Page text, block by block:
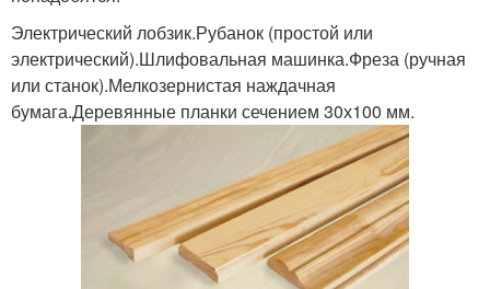
Электрический лобзик.Рубанок (простой или
электрический).Шлифовальная машинка.Фреза (ручная
или станок).Мелкозернистая наждачная
бумага.Деревянные планки сечением 30х100 мм.